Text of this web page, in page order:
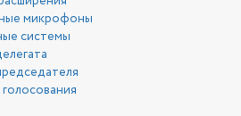
микрофоны
системы